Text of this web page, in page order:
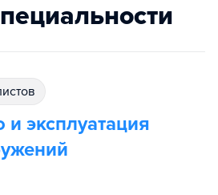
и эксплуатация